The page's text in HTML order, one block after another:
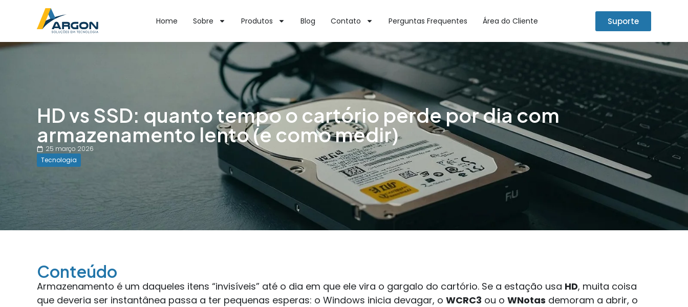
Home Sobre Produtos Blog Contato Perguntas Frequentes Área do Cliente Suporte
HD vs SSD: quanto tempo o cartório perde por dia com
armazenamento lento (e como medir)
25 março 2026
Tecnologia
Conteúdo
Armazenamento é um daqueles itens “invisíveis” até o dia em que ele vira o gargalo do cartório. Se a estação usa HD, muita coisa
que deveria ser instantânea passa a ter pequenas esperas: o Windows inicia devagar, o WCRC3 ou o WNotas demoram a abrir, o